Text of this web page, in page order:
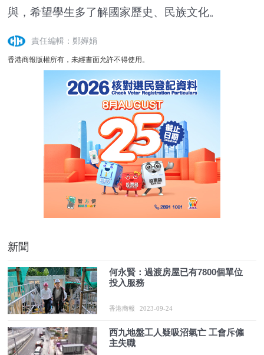
與，希望學生多了解國家歷史、民族文化。
責任編輯：鄭嬋娟
香港商報版權所有，未經書面允許不得使用。
新聞
何永賢：過渡房屋已有7800個單位
投入服務
香港商報 2023-09-24
西九地盤工人疑吸沼氣亡 工會斥僱
主失職